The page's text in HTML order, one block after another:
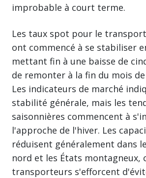
improbable à court terme.
Les taux spot pour le
ont commencé à se stabiliser
mettant fin à une baisse de
de remonter à la fin du mois
Les indicateurs de marché
stabilité générale, mais les
saisonnières commencent à
l'approche de l'hiver. Les
réduisent généralement dans
nord et les États montagneux,
transporteurs s'efforcent